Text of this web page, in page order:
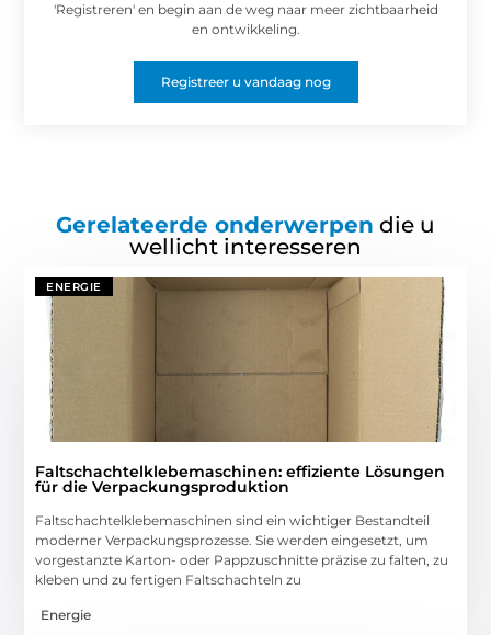
'Registreren' en begin aan de weg naar meer zichtbaarheid
en ontwikkeling.
Registreer u vandaag nog
Gerelateerde onderwerpen die u
wellicht interesseren
ENERGIE
Faltschachtelklebemaschinen: effiziente Lösungen
für die Verpackungsproduktion
Faltschachtelklebemaschinen sind ein wichtiger Bestandteil
moderner Verpackungsprozesse. Sie werden eingesetzt, um
vorgestanzte Karton- oder Pappzuschnitte präzise zu falten, zu
kleben und zu fertigen Faltschachteln zu
Energie